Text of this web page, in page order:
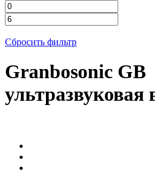
Сбросить фильтр
Granbosonic GB
ультразвуковая